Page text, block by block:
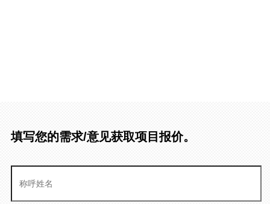
填写您的需求/意见获取项目报价。